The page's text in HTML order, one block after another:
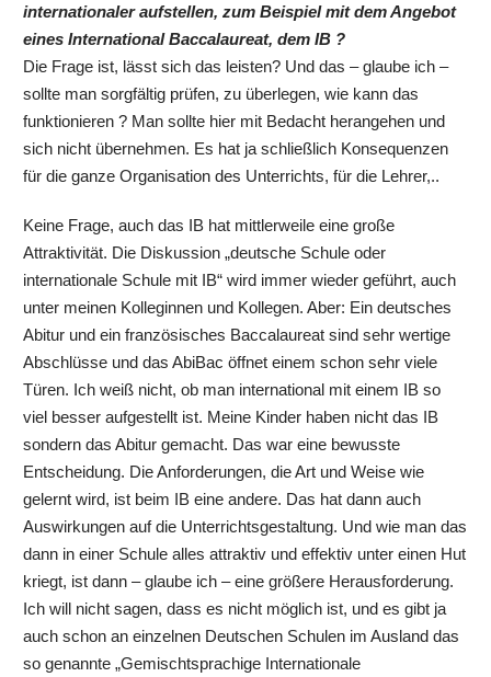
internationaler aufstellen, zum Beispiel mit dem Angebot
eines International Baccalaureat, dem IB ?
Die Frage ist, lässt sich das leisten? Und das – glaube ich –
sollte man sorgfältig prüfen, zu überlegen, wie kann das
funktionieren ? Man sollte hier mit Bedacht herangehen und
sich nicht übernehmen. Es hat ja schließlich Konsequenzen
für die ganze Organisation des Unterrichts, für die Lehrer,..
Keine Frage, auch das IB hat mittlerweile eine große
Attraktivität. Die Diskussion „deutsche Schule oder
internationale Schule mit IB“ wird immer wieder geführt, auch
unter meinen Kolleginnen und Kollegen. Aber: Ein deutsches
Abitur und ein französisches Baccalaureat sind sehr wertige
Abschlüsse und das AbiBac öffnet einem schon sehr viele
Türen. Ich weiß nicht, ob man international mit einem IB so
viel besser aufgestellt ist. Meine Kinder haben nicht das IB
sondern das Abitur gemacht. Das war eine bewusste
Entscheidung. Die Anforderungen, die Art und Weise wie
gelernt wird, ist beim IB eine andere. Das hat dann auch
Auswirkungen auf die Unterrichtsgestaltung. Und wie man das
dann in einer Schule alles attraktiv und effektiv unter einen Hut
kriegt, ist dann – glaube ich – eine größere Herausforderung.
Ich will nicht sagen, dass es nicht möglich ist, und es gibt ja
auch schon an einzelnen Deutschen Schulen im Ausland das
so genannte „Gemischtsprachige Internationale